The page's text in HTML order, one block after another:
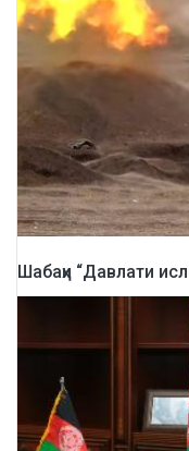
Шабаҳи “Давлати